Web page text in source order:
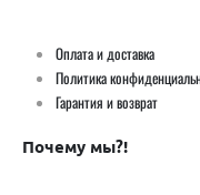
Оплата и доставка
Политика
Гарантия и возврат
Почему мы?!